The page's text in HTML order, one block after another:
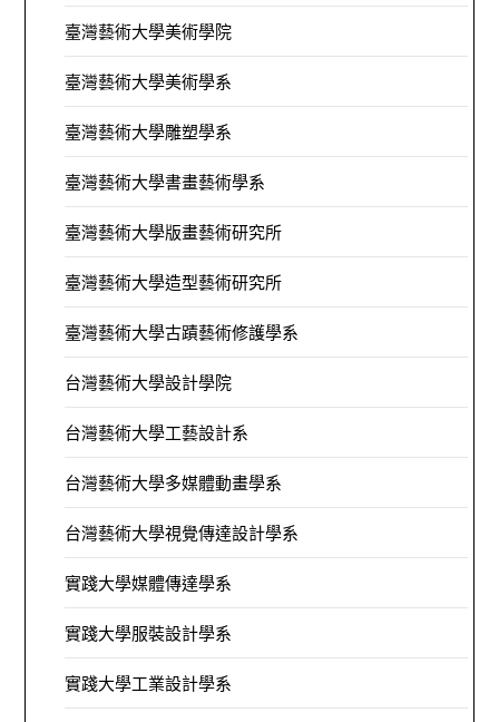
臺灣藝術大學美術學院
臺灣藝術大學美術學系
臺灣藝術大學雕塑學系
臺灣藝術大學書畫藝術學系
臺灣藝術大學版畫藝術研究所
臺灣藝術大學造型藝術研究所
臺灣藝術大學古蹟藝術修護學系
台灣藝術大學設計學院
台灣藝術大學工藝設計系
台灣藝術大學多媒體動畫學系
台灣藝術大學視覺傳達設計學系
實踐大學媒體傳達學系
實踐大學服裝設計學系
實踐大學工業設計學系